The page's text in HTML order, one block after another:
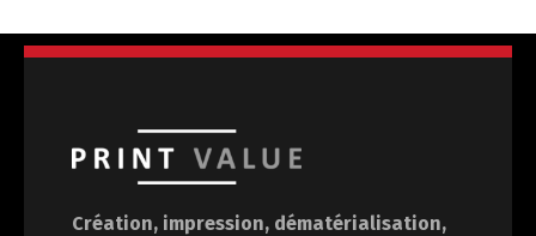
Création, impression, dématérialisation,